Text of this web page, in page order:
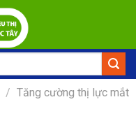
/ Tăng cường thị lực mắt